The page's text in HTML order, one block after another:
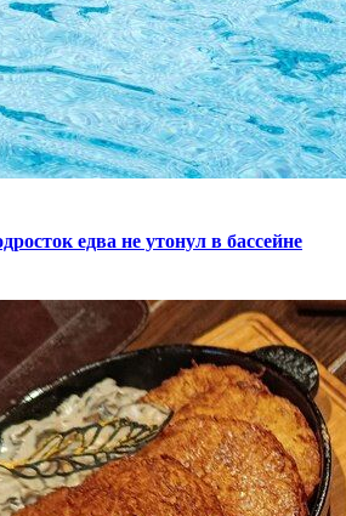
едва не утонул в бассейне